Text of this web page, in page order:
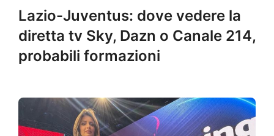
Lazio-Juventus: dove vedere la
diretta tv Sky, Dazn o Canale 214,
probabili formazioni